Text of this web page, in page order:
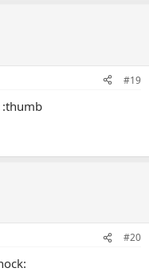
#19
:thumb
#20